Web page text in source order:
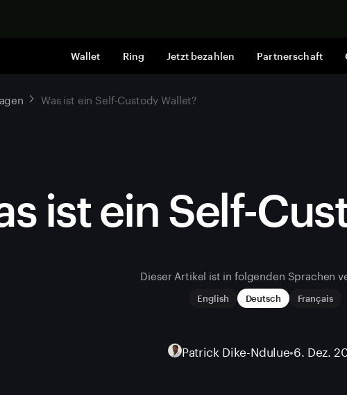
Wallet Ring Jetzt bezahlen Partnerschaft
Was ist ein Self-Custody Wallet?
ist ein Self-
Dieser Artikel ist in folgenden Sprachen
English Deutsch Français
Patrick Dike-Ndulue•6. Dez.